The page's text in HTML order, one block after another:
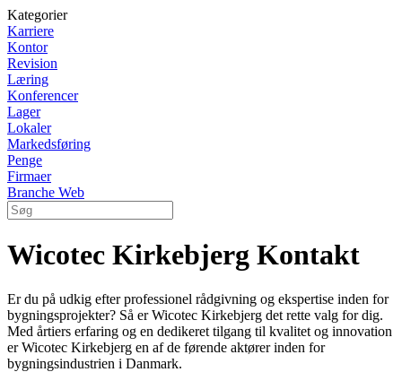
Kategorier
Karriere
Kontor
Revision
Læring
Konferencer
Lager
Lokaler
Markedsføring
Penge
Firmaer
Branche Web
Wicotec Kirkebjerg Kontakt
Er du på udkig efter professionel rådgivning og ekspertise inden for
bygningsprojekter? Så er Wicotec Kirkebjerg det rette valg for dig.
Med årtiers erfaring og en dedikeret tilgang til kvalitet og innovation
er Wicotec Kirkebjerg en af de førende aktører inden for
bygningsindustrien i Danmark.